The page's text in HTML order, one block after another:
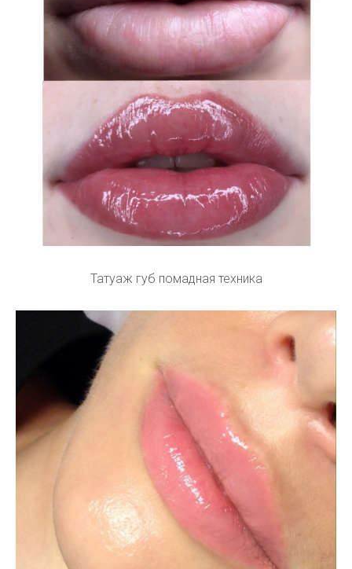
Татуаж губ помадная техника